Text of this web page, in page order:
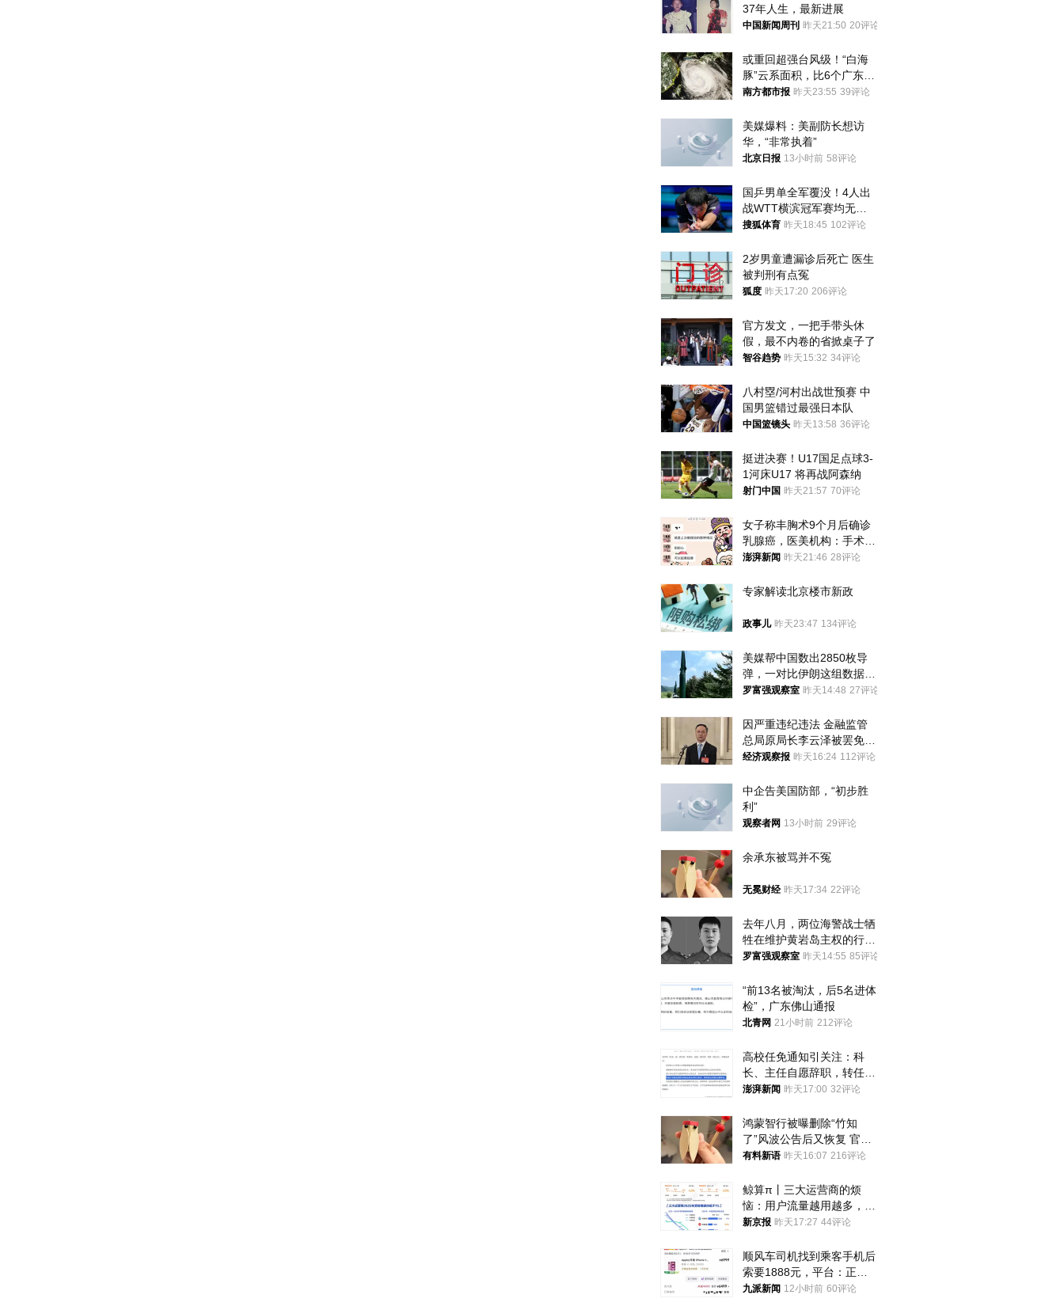
37年人生，最新进展
中国新闻周刊 昨天21:50 20评论
或重回超强台风级！“白海
豚”云系面积，比6个广东还
大！深圳官方：注意这件事
南方都市报 昨天23:55 39评论
美媒爆料：美副防长想访
华，“非常执着”
北京日报 13小时前 58评论
国乒男单全军覆没！4人出
战WTT横滨冠军赛均无缘
八强
搜狐体育 昨天18:45 102评论
2岁男童遭漏诊后死亡 医生
被判刑有点冤
狐度 昨天17:20 206评论
官方发文，一把手带头休
假，最不内卷的省掀桌子了
智谷趋势 昨天15:32 34评论
八村塁/河村出战世预赛 中
国男篮错过最强日本队
中国篮镜头 昨天13:58 36评论
挺进决赛！U17国足点球3-
1河床U17 将再战阿森纳
射门中国 昨天21:57 70评论
女子称丰胸术9个月后确诊
乳腺癌，医美机构：手术不
可能引发癌症，建议走司法
澎湃新闻 昨天21:46 28评论
专家解读北京楼市新政
政事儿 昨天23:47 134评论
美媒帮中国数出2850枚导
弹，一对比伊朗这组数据，
发现出大事了
罗富强观察室 昨天14:48 27评论
因严重违纪违法 金融监管
总局原局长李云泽被罢免全
国人大代表
经济观察报 昨天16:24 112评论
中企告美国防部，“初步胜
利”
观察者网 13小时前 29评论
余承东被骂并不冤
无冕财经 昨天17:34 22评论
去年八月，两位海警战士牺
牲在维护黄岩岛主权的行动
中
罗富强观察室 昨天14:55 85评论
“前13名被淘汰，后5名进体
检”，广东佛山通报
北青网 21小时前 212评论
高校任免通知引关注：科
长、主任自愿辞职，转任思
政辅导员
澎湃新闻 昨天17:00 32评论
鸿蒙智行被曝删除“竹知
了”风波公告后又恢复 官媒
曾力挺：劝华为要大度的，
有料新语 昨天16:07 216评论
鲸算π丨三大运营商的烦
恼：用户流量越用越多，收
入却越来越少
新京报 昨天17:27 44评论
顺风车司机找到乘客手机后
索要1888元，平台：正和
司机沟通协商
九派新闻 12小时前 60评论